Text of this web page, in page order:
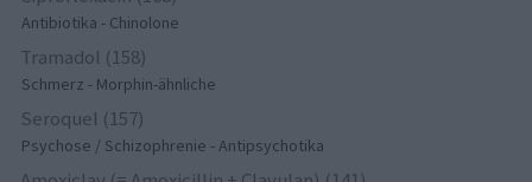
Antibiotika - Chinolone
Tramadol (158)
Schmerz - Morphin-ähnliche
Seroquel (157)
Psychose / Schizophrenie - Antipsychotika